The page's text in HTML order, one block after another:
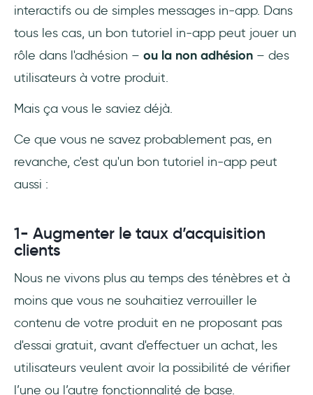
interactifs ou de simples messages in-app. Dans
tous les cas, un bon tutoriel in-app peut jouer un
rôle dans l'adhésion – ou la non adhésion – des
utilisateurs à votre produit.
Mais ça vous le saviez déjà.
Ce que vous ne savez probablement pas, en
revanche, c'est qu'un bon tutoriel in-app peut
aussi :
1- Augmenter le taux d’acquisition
clients
Nous ne vivons plus au temps des ténèbres et à
moins que vous ne souhaitiez verrouiller le
contenu de votre produit en ne proposant pas
d'essai gratuit, avant d'effectuer un achat, les
utilisateurs veulent avoir la possibilité de vérifier
l’une ou l’autre fonctionnalité de base.